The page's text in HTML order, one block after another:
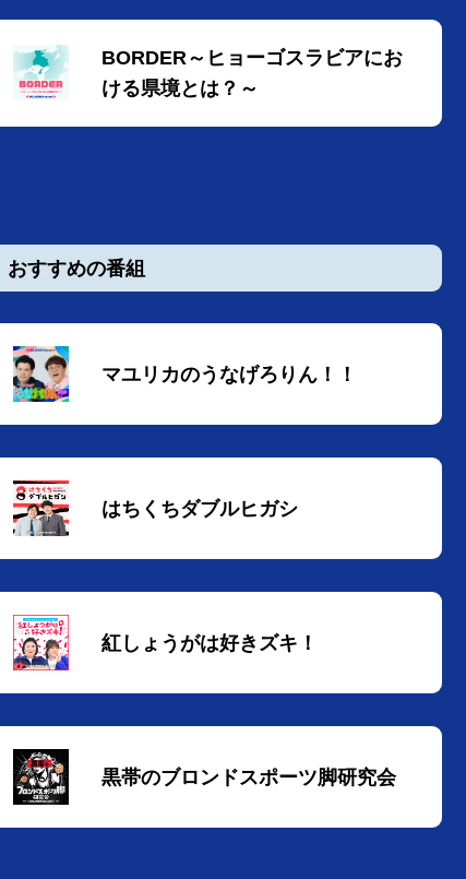
BORDER～ヒョーゴスラビアにお
ける県境とは？～
おすすめの番組
マユリカのうなげろりん！！
はちくちダブルヒガシ
紅しょうがは好きズキ！
黒帯のブロンドスポーツ脚研究会